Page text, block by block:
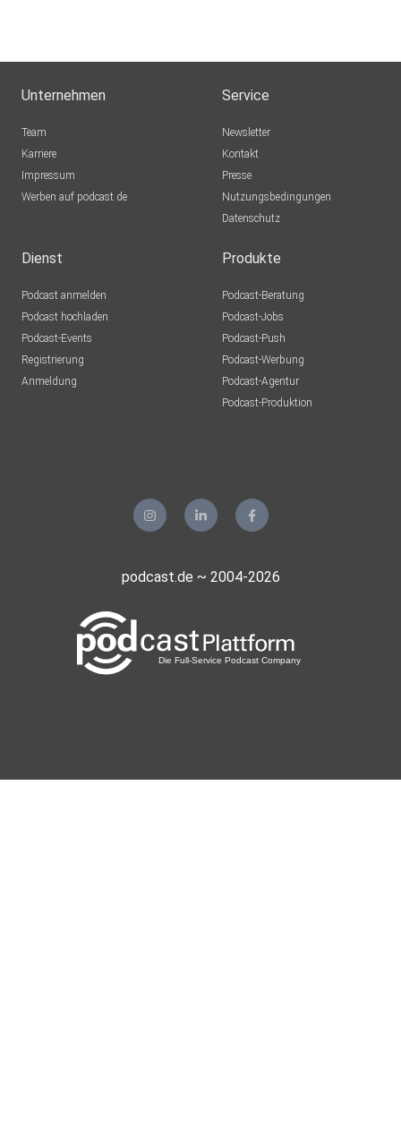
Unternehmen
Team
Karriere
Impressum
Werben auf podcast.de
Service
Newsletter
Kontakt
Presse
Nutzungsbedingungen
Datenschutz
Dienst
Podcast anmelden
Podcast hochladen
Podcast-Events
Registrierung
Anmeldung
Produkte
Podcast-Beratung
Podcast-Jobs
Podcast-Push
Podcast-Werbung
Podcast-Agentur
Podcast-Produktion
podcast.de ~ 2004-2026